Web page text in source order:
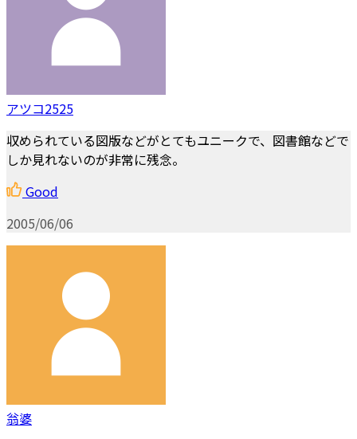
アツコ2525
収められている図版などがとてもユニークで、図書館などで
しか見れないのが非常に残念。
Good
2005/06/06
翁婆